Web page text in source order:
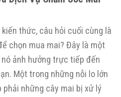
thức, câu hỏi cuối cùng là
chọn mua mai? Đây là một
ảnh hưởng trực tiếp đến
Một trong những nỗi lo lớn
những cây mai bị xử lý